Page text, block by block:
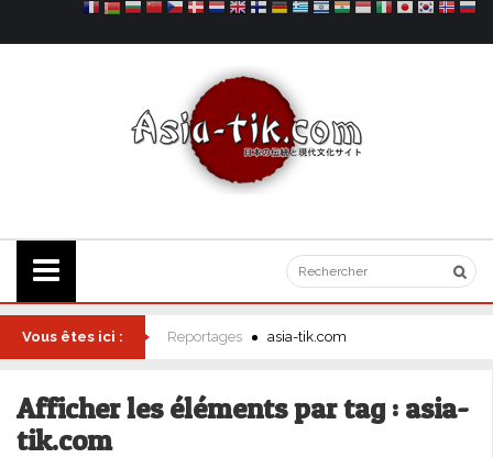
Vous êtes ici : Reportages asia-tik.com
Afficher les éléments par tag : asia-
tik.com